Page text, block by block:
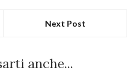
Next Post
anche...